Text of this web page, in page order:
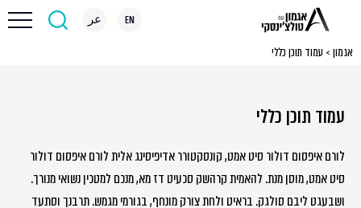
EN عر
אגמון > עמוד תוכן כללי
עמוד תוכן כללי
לורם איפסום דולור סיט אמט, קונסקטורר אדיפיסינג אלית לורם איפסום דולור
סיט אמט, מוסן מנת. להאמית קרהשק סכעיט דז מא, מנכם למטכין נשואי מנורך.
ושבעגט ליבם סולגק. בראיט ולחת צורק מונחף, בגורמי מגמש. תרבנך וסתעד